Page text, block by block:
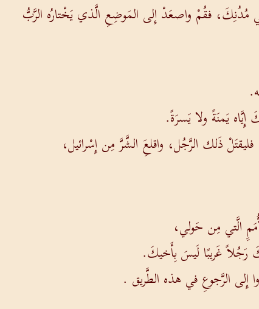
فقُمْ واصعَدْ إِلى المَوضِعِ الَّذي يَخْتارُه الرَّبُّ
يَمنَةً ولا يَسرَةً.
ذَلك الرَّجُل، واقلعَِ الشَّرَّ مِن إِسْرائيل،
الَّتي مِن حَولي،
غَريبًا لَيسَ بِأَخيكَ.
الرَّجوعِ في هذه الطَّريق .